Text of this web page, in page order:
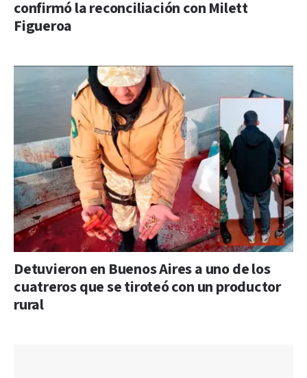
confirmó la reconciliación con Milett
Figueroa
Detuvieron en Buenos Aires a uno de los
cuatreros que se tiroteó con un productor
rural